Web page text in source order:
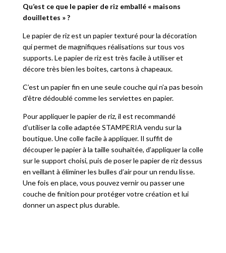
Qu’est ce que le papier de riz emballé « maisons
douillettes » ?
Le papier de riz est un papier texturé pour la décoration
qui permet de magnifiques réalisations sur tous vos
supports. Le papier de riz est très facile à utiliser et
décore très bien les boites, cartons à chapeaux.
C’est un papier fin en une seule couche qui n’a pas besoin
d’être dédoublé comme les serviettes en papier.
Pour appliquer le papier de riz, il est recommandé
d’utiliser la colle adaptée STAMPERIA vendu sur la
boutique. Une colle facile à appliquer. Il suffit de
découper le papier à la taille souhaitée, d’appliquer la colle
sur le support choisi, puis de poser le papier de riz dessus
en veillant à éliminer les bulles d’air pour un rendu lisse.
Une fois en place, vous pouvez vernir ou passer une
couche de finition pour protéger votre création et lui
donner un aspect plus durable.